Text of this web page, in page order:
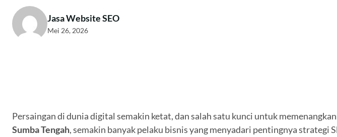
Jasa Website SEO
Mei 26, 2026
Persaingan di dunia digital semakin ketat, dan salah satu kunci untuk
Sumba Tengah, semakin banyak pelaku bisnis yang menyadari pentingnya strategi